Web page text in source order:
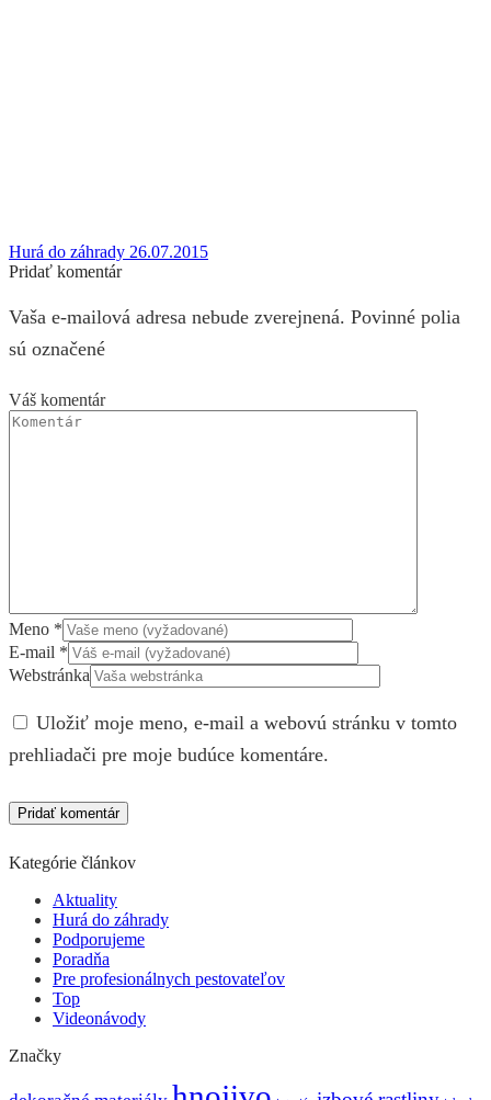
Hurá do záhrady 26.07.2015
Pridať komentár
Vaša e-mailová adresa nebude zverejnená. Povinné polia
sú označené
Váš komentár
Meno *
E-mail *
Webstránka
Uložiť moje meno, e-mail a webovú stránku v tomto
prehliadači pre moje budúce komentáre.
Kategórie článkov
Aktuality
Hurá do záhrady
Podporujeme
Poradňa
Pre profesionálnych pestovateľov
Top
Videonávody
Značky